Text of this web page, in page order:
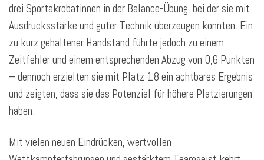
drei Sportakrobatinnen in der Balance-Übung, bei der sie mit
Ausdrucksstärke und guter Technik überzeugen konnten. Ein
zu kurz gehaltener Handstand führte jedoch zu einem
Zeitfehler und einem entsprechenden Abzug von 0,6 Punkten
– dennoch erzielten sie mit Platz 18 ein achtbares Ergebnis
und zeigten, dass sie das Potenzial für höhere Platzierungen
haben.
Mit vielen neuen Eindrücken, wertvollen